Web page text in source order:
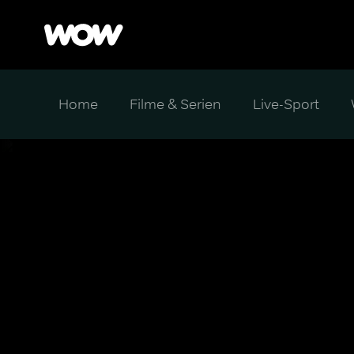
Home Filme & Serien Live-Sport